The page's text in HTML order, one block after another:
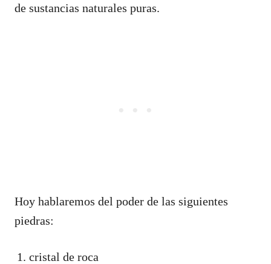
de sustancias naturales puras.
Hoy hablaremos del poder de las siguientes
piedras:
cristal de roca